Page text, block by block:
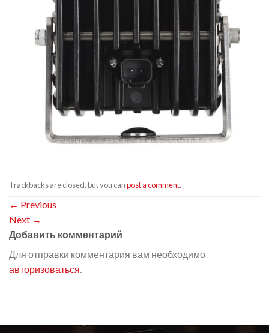
Trackbacks are closed, but you canpost a comment.
← Previous
Next →
Добавить комментарий
Для отправки комментария вам необходимо
авторизоваться